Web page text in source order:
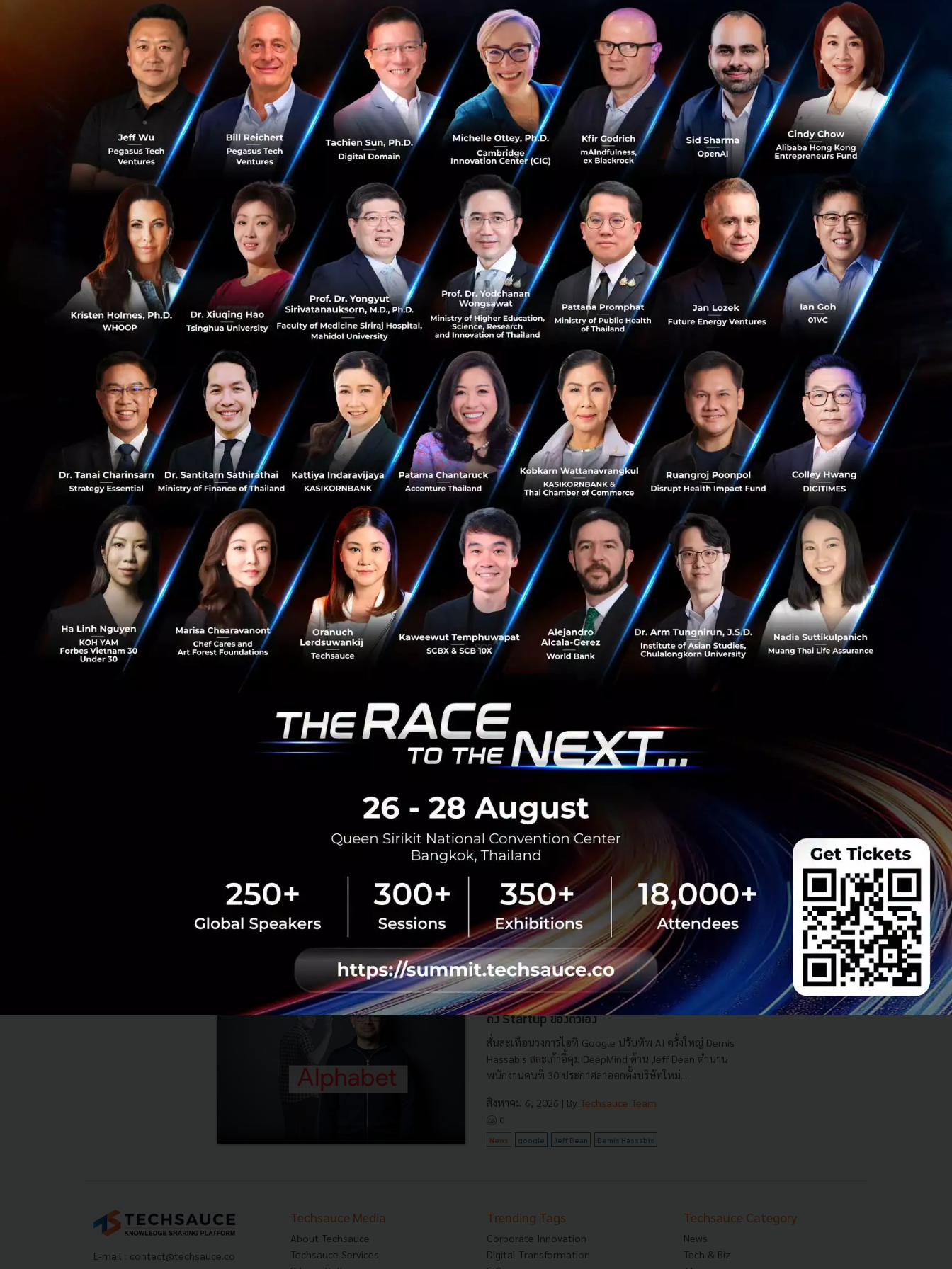
0
20
คุณบัณฑูร แถลงข่าวถึงการลงจากตำแหน่ง โดยเล่าถึงวิกฤตที่ประเทศไทยเคยเจอมาก่อน อย่างวิกฤต
เศรษฐกิจปี 40 ซึ่งครั้งนี้ก็เป็นอีกวิกฤต ที่กระทบทั่วประเทศและทั่วโลก
โดยการลาจากตำแหน่งครั้งนี้ "ไม่กังวล และเป็นการลาจากตำแหน่งด้วยความสบายใจ" ซึ่งเป็นการ
เปลี่ยนผ่านครั้งสำคัญของชีวิต
สำหรับเหตุผลที่เลือกคุณกอบกาญจน์ วัฒนวรางกูร เป็นประธานกรรมการ เนื่องจากคุณกอบกาญจน์
เป็นคนเก่ง มีคุณธรรม ศีลธรรม
ในส่วนของคุณขัตติยา ที่ปัจจุบันดำรงตำแหน่ง CEO ก็เป็นคนเก่งในแวดวงบริหาร เป็นคนใจดี มีเมตตา
ผู้คนรัก มีความเฉียบคมทางความรู้ เทคนิค การจัดการ เชื่อว่าจะทำงานนี้ได้ดี ซึ่งการเลือกครั้งนี้ ไม่ได้
เกิดขึ้นเพียงข้ามวัน แต่วางหมากอยู่ในใจมานาน องค์ประกอบทุกอย่างครบ ก็ส่งไม้ต่อด้วยความ
สบายใจ
โดยฉายาประธานกิตติคุณที่ได้รับนั้น ก็ขอบคุณธนาคารที่มอบให้ และคำว่าฉายาก็หมายถึงไม่ต้องทำ
งานจริงๆ
ในส่วนของการลงจากตำแหน่งในภาวะวิกฤต คุณบัณฑูณกล่าวว่า "ลงตอนนี้แหละดี เพราะเชื่อมันใน
ทีมใหม่ ได้เห็นว่าทีมใหม่ทำงานได้ดี จังหวะนี้ดีที่สุด"
News CEO KBank coronavirus
No comment
RELATED ARTICLE
3 เรื่องที่ประเทศไทยต้อง Focus สร้างคน–
นวัตกรรม–ปฏิรูประบบราชการ เพื่อยกระดับขีดความ
สามารถประเทศ
นายอนุทิน ชาญวีรกูล นายกรัฐมนตรีและรัฐมนตรีว่าการ
กระทรวงมหาดไทย กล่าวปาฐกถาพิเศษในหัวข้อ “ฝ่าวิกฤติ
รับมือระเบียบโลกใหม่” ในงาน The INTANIA Forum...
สิงหาคม 6, 2026
0
News ประเทศไทย เศรษฐกิจไทย
BOI รื้อเกณฑ์ Data Center ชู 4 มิติดันไทยสู่ฮับ AI
ชาติ และการจ้างงานไทย
บีโอไอขานรับระเบียบใหม่คุมดาต้าเซ็นเตอร์ตามมติ ครม.
เดินหน้ายกเครื่องเกณฑ์คัดกรองโครงการด้วย 4 มิติ พร้อม
เปิดข้อมูล 42 โครงการ ลงทุนรวม 7.5 แสนล้านบาท
ครอบคลุมประโยชน์ต่อประเทศ พลั...
สิงหาคม 6, 2026| By Techsauce Team
0
News AI BOI Cloud Data Center
Demis Hassabis ขึ้นคุม หัวเรือ AI ของ Alphabet
แล้ว หลัง Jeff Dean พนักงานระดับตำนานลาออกไป
ตั้ง Startup ของตัวเอง
สั่นสะเทือนวงการไอที Google ปรับทัพ AI ครั้งใหญ่ Demis
Hassabis สละเก้าอี้คุม DeepMind ด้าน Jeff Dean ตำนาน
พนักงานคนที่ 30 ประกาศลาออกตั้งบริษัทใหม่...
สิงหาคม 6, 2026 | By Techsauce Team
0
News google Jeff Dean Demis Hassabis
E-mail : contact@techsauce.co
Techsauce Media
About Techsauce
Techsauce Services
Trending Tags
Corporate Innovation
Digital Transformation
Techsauce Category
News
Tech & Biz